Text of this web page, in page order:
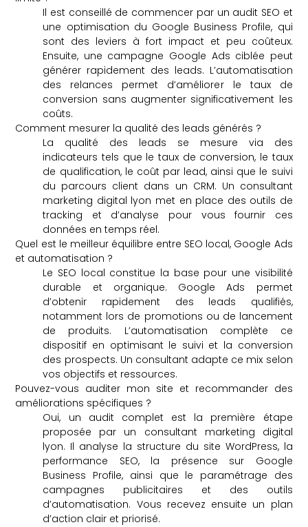
Il est conseillé de commencer par un audit SEO et
une optimisation du Google Business Profile, qui
sont des leviers à fort impact et peu coûteux.
Ensuite, une campagne Google Ads ciblée peut
générer rapidement des leads. L’automatisation
des relances permet d’améliorer le taux de
conversion sans augmenter significativement les
coûts.
Comment mesurer la qualité des leads générés ?
La qualité des leads se mesure via des
indicateurs tels que le taux de conversion, le taux
de qualification, le coût par lead, ainsi que le suivi
du parcours client dans un CRM. Un consultant
marketing digital lyon met en place des outils de
tracking et d’analyse pour vous fournir ces
données en temps réel.
Quel est le meilleur équilibre entre SEO local, Google Ads
et automatisation ?
Le SEO local constitue la base pour une visibilité
durable et organique. Google Ads permet
d’obtenir rapidement des leads qualifiés,
notamment lors de promotions ou de lancement
de produits. L’automatisation complète ce
dispositif en optimisant le suivi et la conversion
des prospects. Un consultant adapte ce mix selon
vos objectifs et ressources.
Pouvez-vous auditer mon site et recommander des
améliorations spécifiques ?
Oui, un audit complet est la première étape
proposée par un consultant marketing digital
lyon. Il analyse la structure du site WordPress, la
performance SEO, la présence sur Google
Business Profile, ainsi que le paramétrage des
campagnes publicitaires et des outils
d’automatisation. Vous recevez ensuite un plan
d’action clair et priorisé.